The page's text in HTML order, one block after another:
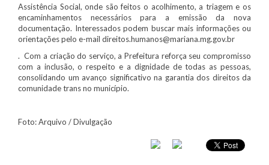
Assistência Social, onde são feitos o acolhimento, a triagem e os
encaminhamentos necessários para a emissão da nova
documentação. Interessados podem buscar mais informações ou
orientações pelo e-mail direitos.humanos@mariana.mg.gov.br
. Com a criação do serviço, a Prefeitura reforça seu compromisso
com a inclusão, o respeito e a dignidade de todas as pessoas,
consolidando um avanço significativo na garantia dos direitos da
comunidade trans no município.
Foto: Arquivo / Divulgação